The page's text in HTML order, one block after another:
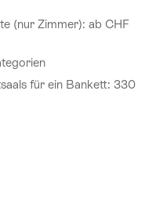
(nur Zimmer): ab CHF
für ein Bankett: 330